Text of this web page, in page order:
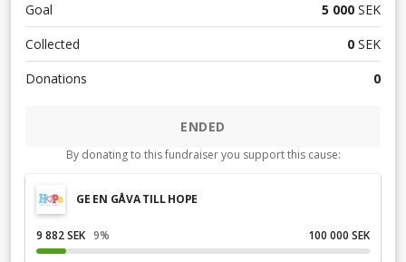
Goal 5 000 SEK
Collected
0 SEK
Donations
0
ENDED
By donating to this fundraiser you support this cause:
GE EN GÅVA TILL HOPE
9 882 SEK 9% 100 000 SEK